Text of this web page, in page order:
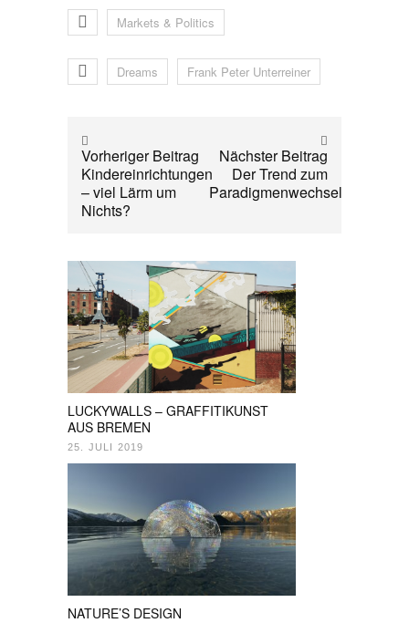
Markets & Politics
Dreams Frank Peter Unterreiner
Vorheriger Beitrag
Kindereinrichtungen
– viel Lärm um
Nichts?
Nächster Beitrag
Der Trend zum
Paradigmenwechsel
LUCKYWALLS – GRAFFITIKUNST
AUS BREMEN
25. JULI 2019
NATURE’S DESIGN